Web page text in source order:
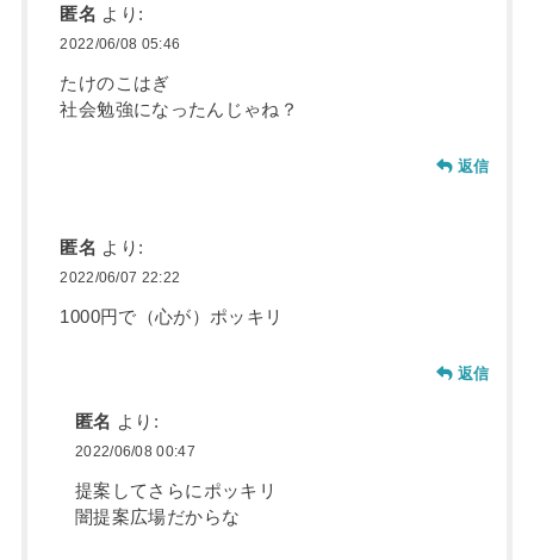
匿名 より:
2022/06/08 05:46
たけのこはぎ
社会勉強になったんじゃね？
返信
匿名 より:
2022/06/07 22:22
1000円で（心が）ポッキリ
返信
匿名 より:
2022/06/08 00:47
提案してさらにポッキリ
闇提案広場だからな